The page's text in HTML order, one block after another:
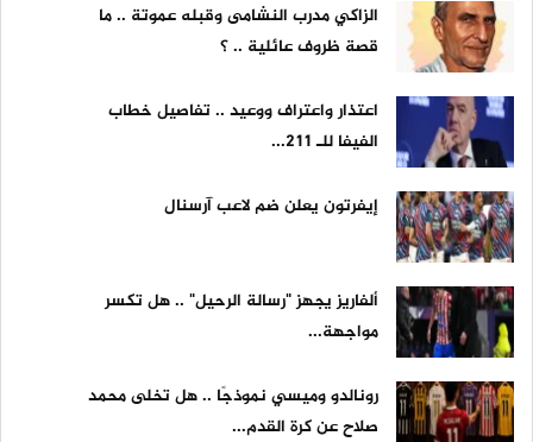
الزاكي مدرب النشامى وقبله عموتة .. ما
قصة ظروف عائلية .. ؟
اعتذار واعتراف ووعيد .. تفاصيل خطاب
الفيفا للـ 211...
إيفرتون يعلن ضم لاعب آرسنال
ألفاريز يجهز "رسالة الرحيل" .. هل تكسر
مواجهة...
رونالدو وميسي نموذجًا .. هل تخلى محمد
صلاح عن كرة القدم...